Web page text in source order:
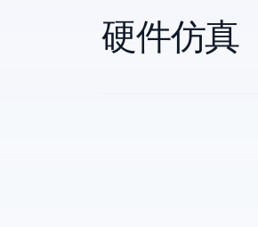
硬件仿真